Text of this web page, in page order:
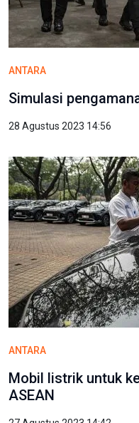
ANTARA
Simulasi
28 Agustus 2023 14:56
ANTARA
Mobil listrik untuk
ASEAN